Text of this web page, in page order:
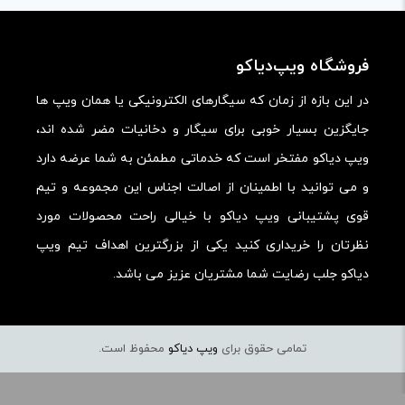
فروشگاه ویپ‌دیاکو
در این بازه از زمان که سیگارهای الکترونیکی یا همان ویپ ها
جایگزین بسیار خوبی برای سیگار و دخانیات مضر شده اند،
ویپ دیاکو مفتخر است که خدماتی مطمئن به شما عرضه دارد
و می توانید با اطمینان از اصالت اجناس این مجموعه و تیم
قوی پشتیبانی ویپ دیاکو با خیالی راحت محصولات مورد
نظرتان را خریداری کنید یکی از بزرگترین اهداف تیم ویپ
دیاکو جلب رضایت شما مشتریان عزیز می باشد.
تمامی حقوق برای ویپ دیاکو محفوظ است.